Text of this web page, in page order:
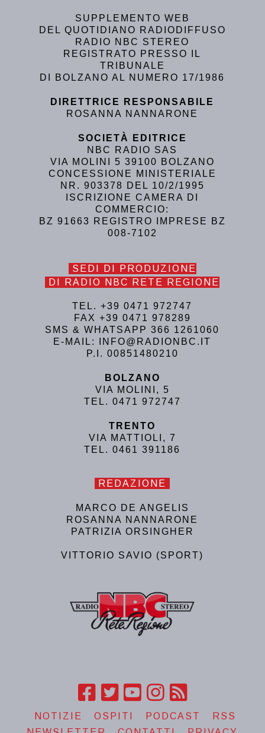
SUPPLEMENTO WEB
DEL QUOTIDIANO RADIODIFFUSO
RADIO NBC STEREO
REGISTRATO PRESSO IL
TRIBUNALE
DI BOLZANO AL NUMERO 17/1986
DIRETTRICE RESPONSABILE
ROSANNA NANNARONE
SOCIETÀ EDITRICE
NBC RADIO SAS
VIA MOLINI 5 39100 BOLZANO
CONCESSIONE MINISTERIALE
NR. 903378 DEL 10/2/1995
ISCRIZIONE CAMERA DI
COMMERCIO:
BZ 91663 REGISTRO IMPRESE BZ
008-7102
SEDI DI PRODUZIONE
DI RADIO NBC RETE REGIONE
TEL. +39 0471 972747
FAX +39 0471 978289
SMS & WHATSAPP 366 1261060
E-MAIL: INFO@RADIONBC.IT
P.I. 00851480210
BOLZANO
VIA MOLINI, 5
TEL. 0471 972747
TRENTO
VIA MATTIOLI, 7
TEL. 0461 391186
REDAZIONE
MARCO DE ANGELIS
ROSANNA NANNARONE
PATRIZIA ORSINGHER
VITTORIO SAVIO (SPORT)
NOTIZIE OSPITI PODCAST
RSS